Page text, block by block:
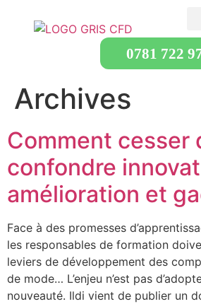
0781 722
Archives
Comment cesser
confondre
amélioration et
Face à des promesses
les responsables de formation
leviers de développement des
de mode… L’enjeu n’est pas
nouveauté. Ildi vient de publier un